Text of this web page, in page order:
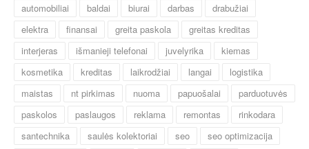
automobiliai baldai biurai darbas
drabužiai
elektra
finansai greita paskola
greitas kreditas
interjeras
išmanieji telefonai juvelyrika
kiemas
kosmetika
kreditas laikrodžiai langai
logistika
maistas
nt pirkimas nuoma papuošalai
parduotuvės
paskolos
paslaugos reklama remontas
rinkodara
santechnika
saulės kolektoriai seo
seo optimizacija